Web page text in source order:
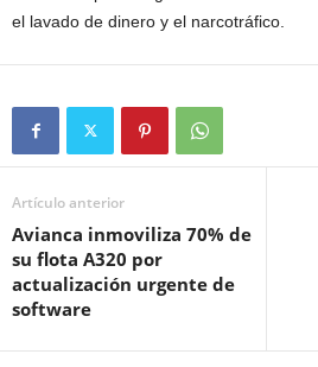
el lavado de dinero y el narcotráfico.
Artículo anterior
Avianca inmoviliza 70% de
su flota A320 por
actualización urgente de
software